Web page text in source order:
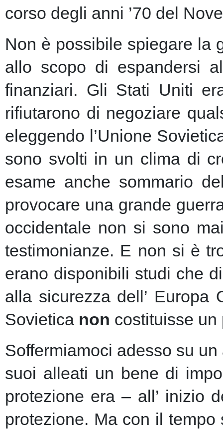
corso degli anni ’70 del
Non è possibile spiegare la
allo scopo di espandersi
finanziari. Gli Stati Uniti
rifiutarono di negoziare
eleggendo l’Unione
sono svolti in un clima di
esame anche sommario
provocare una grande
occidentale non si sono
testimonianze. E non si è
erano disponibili studi che
alla sicurezza dell’
Sovietica non costituisse un
Soffermiamoci adesso su
suoi alleati un bene di
protezione era – all’ inizio
protezione. Ma con il tempo